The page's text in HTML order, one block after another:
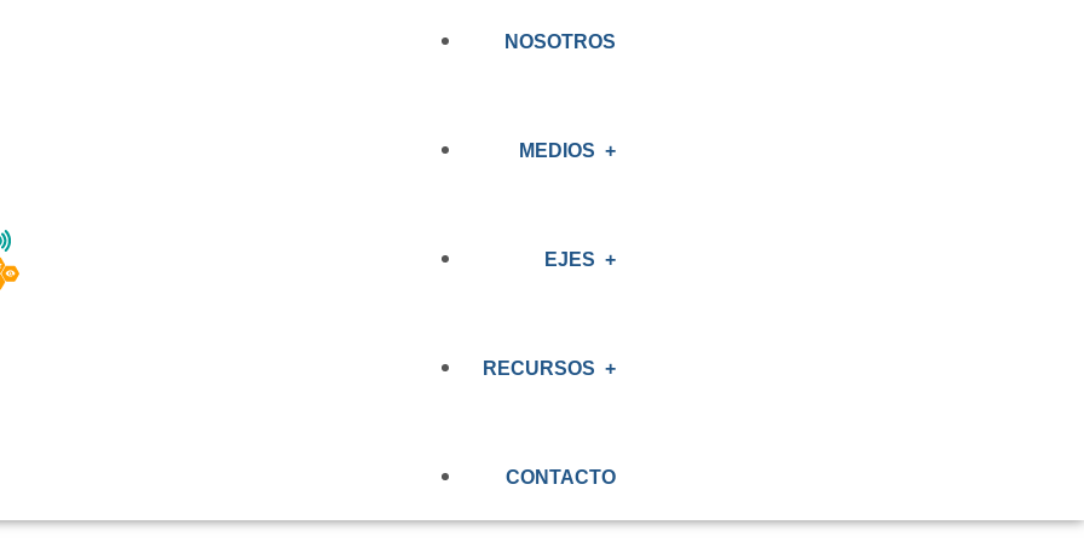
NOSOTROS
MEDIOS
PRENSA
EJES
OBSERVATORIO
RECURSOS
EVALUACIÓN RENAL
CONTACTO
NORMA DE
REGULAR LOS
CHILE